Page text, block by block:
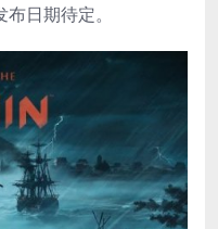
日期待定。